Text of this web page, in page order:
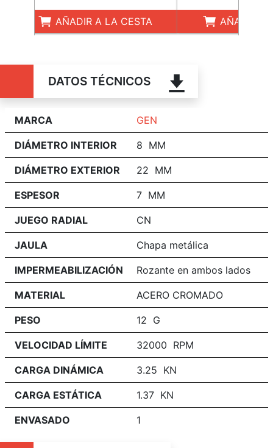
AÑADIR A LA CESTA AÑADIR A
DATOS TÉCNICOS
MARCA GEN
DIÁMETRO INTERIOR 8 MM
DIÁMETRO EXTERIOR 22 MM
ESPESOR 7 MM
JUEGO RADIAL CN
JAULA Chapa metálica
IMPERMEABILIZACIÓN Rozante en ambos lados
MATERIAL ACERO CROMADO
PESO 12 G
VELOCIDAD LÍMITE 32000 RPM
CARGA DINÁMICA 3.25 KN
CARGA ESTÁTICA 1.37 KN
ENVASADO 1